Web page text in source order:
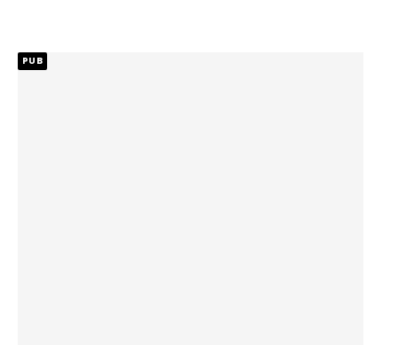
PUB